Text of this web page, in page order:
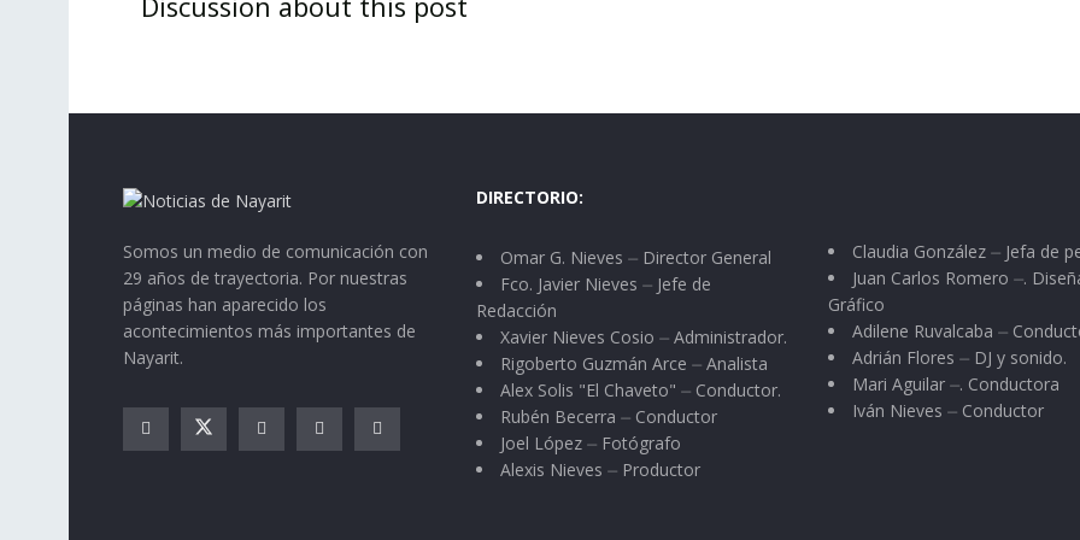
Discussion about this post
Somos un medio de comunicación con
29 años de trayectoria. Por nuestras
páginas han aparecido los
acontecimientos más importantes de
Nayarit.
DIRECTORIO:
Omar G. Nieves ⏤ Director General
Fco. Javier Nieves ⏤ Jefe de
Redacción
Xavier Nieves Cosio ⏤ Administrador.
Rigoberto Guzmán Arce ⏤ Analista
Alex Solis "El Chaveto" ⏤ Conductor.
Rubén Becerra ⏤ Conductor
Joel López ⏤ Fotógrafo
Alexis Nieves ⏤ Productor
Claudia González ⏤ Jefa de
Juan Carlos Romero ⏤.
Gráfico
Adilene Ruvalcaba ⏤
Adrián Flores ⏤ DJ y sonido.
Mari Aguilar ⏤. Conductora
Iván Nieves ⏤ Conductor